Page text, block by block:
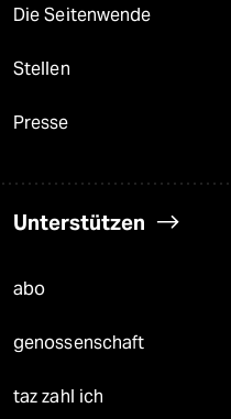
Die Seitenwende
Stellen
Presse
Unterstützen
abo
genossenschaft
taz zahl ich